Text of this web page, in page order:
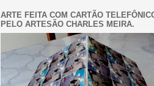
ARTE FEITA COM CARTÃO
PELO ARTESÃO CHARLES MEIRA.